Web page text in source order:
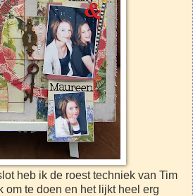
heb ik de roest techniek van Tim
om te doen en het lijkt heel erg